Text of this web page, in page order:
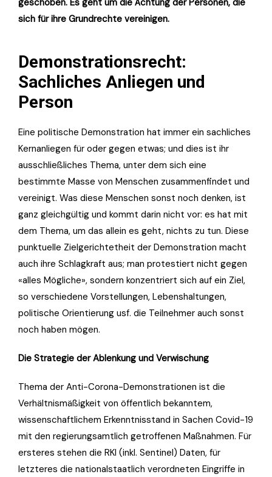
sich für ihre Grundrechte vereinigen.
Demonstrationsrecht:
Sachliches Anliegen und
Person
Eine politische Demonstration hat immer ein sachliches
Kernanliegen für oder gegen etwas; und dies ist ihr
ausschließliches Thema, unter dem sich eine
bestimmte Masse von Menschen zusammenfindet und
vereinigt. Was diese Menschen sonst noch denken, ist
ganz gleichgültig und kommt darin nicht vor: es hat mit
dem Thema, um das allein es geht, nichts zu tun. Diese
punktuelle Zielgerichtetheit der Demonstration macht
auch ihre Schlagkraft aus; man protestiert nicht gegen
«alles Mögliche», sondern konzentriert sich auf ein Ziel,
so verschiedene Vorstellungen, Lebenshaltungen,
politische Orientierung usf. die Teilnehmer auch sonst
noch haben mögen.
Die Strategie der Ablenkung und Verwischung
Thema der Anti-Corona-Demonstrationen ist die
Verhältnismäßigkeit von öffentlich bekanntem,
wissenschaftlichem Erkenntnisstand in Sachen Covid-19
mit den regierungsamtlich getroffenen Maßnahmen. Für
ersteres stehen die RKI (inkl. Sentinel) Daten, für
letzteres die nationalstaatlich verordneten Eingriffe in